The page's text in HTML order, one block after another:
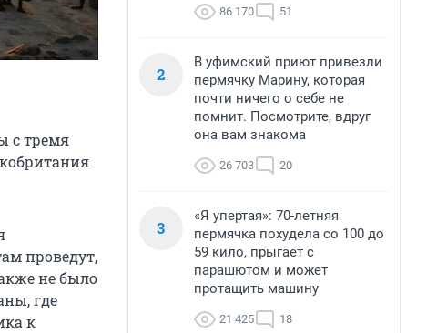
с тремя
проведут,
не было
где
к
86 170 51
2
В уфимский приют привезли
пермячку Марину, которая
почти ничего о себе не
помнит. Посмотрите, вдруг
она вам знакома
26 703 20
3
«Я упертая»: 70-летняя
пермячка похудела со 100 до
59 кило, прыгает с
парашютом и может
протащить машину
21 425 18